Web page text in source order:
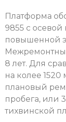
Платформа
9855 с
повышенной
8 лет. Для
на колее
плановый
пробега, или
тихвинской